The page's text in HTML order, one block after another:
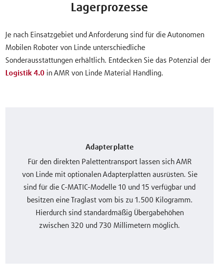
Lagerprozesse
Je nach Einsatzgebiet und Anforderung sind für die Autonomen
Mobilen Roboter von Linde unterschiedliche
Sonderausstattungen erhältlich. Entdecken Sie das Potenzial der
Logistik 4.0 in AMR von Linde Material Handling.
Adapterplatte
Für den direkten Palettentransport lassen sich AMR
von Linde mit optionalen Adapterplatten ausrüsten. Sie
sind für die C-MATIC-Modelle 10 und 15 verfügbar und
besitzen eine Traglast vom bis zu 1.500 Kilogramm.
Hierdurch sind standardmäßig Übergabehöhen
zwischen 320 und 730 Millimetern möglich.